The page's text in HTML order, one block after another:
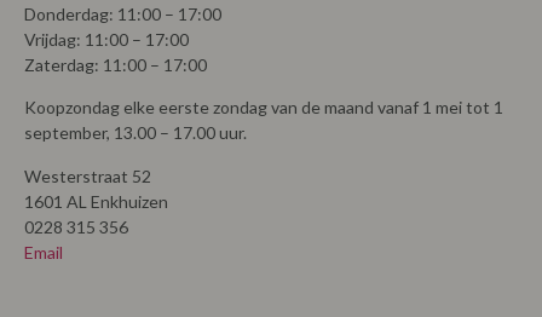
Donderdag: 11:00 – 17:00
Vrijdag: 11:00 – 17:00
Zaterdag: 11:00 – 17:00
Koopzondag elke eerste zondag van de maand vanaf 1 mei tot 1
september, 13.00 – 17.00 uur.
Westerstraat 52
1601 AL Enkhuizen
0228 315 356
Email